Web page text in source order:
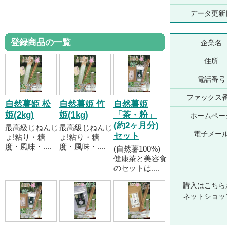
データ更新
登録商品の一覧
自然薯姫 松
姫(2kg)
最高級じねんじ
ょ!粘り・糖
度・風味・....
自然薯姫 竹
姫(1kg)
最高級じねんじ
ょ!粘り・糖
度・風味・....
自然薯姫
「茶・粉」
(約2ヶ月分)
セット
(自然薯100%)
健康茶と美容食
のセットは....
企業名
住所
電話番号
ファックス
ホームペー
電子メー
購入はこちら
ネットショ